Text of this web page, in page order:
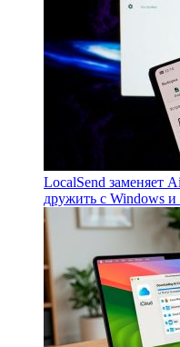
LocalSend заменяет
дружить с Windows